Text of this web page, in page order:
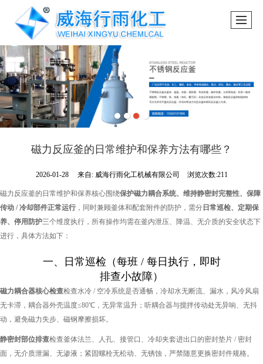
磁力反应釜的日常维护和保养方法有哪些？
2026-01-28 来自: 威海行雨化工机械有限公司 浏览次数:211
磁力反应釜的日常维护和保养核心围绕保护磁力耦合系统、维持静密封完整性、保障
传动 / 冷却部件正常运行 ，同时兼顾釜体和配套附件的防护，需分 日常巡检、定期保
养、停用防护三个维度执行，所有操作均需在釜内泄压、降温、无介质的安全状态下
进行，具体方法如下：
一、日常巡检（每班 / 每日执行，即时
排查小故障）
磁力耦合器核心检查检查水冷 / 空冷系统是否通畅，冷却水无断流、漏水，风冷风扇
无卡滞，耦合器外壳温度≤80℃，无异常温升；听耦合器与搅拌传动处无异响、无抖
动，避免磁力失步、磁钢摩擦损坏。
静密封部位排查检查釜体法兰、人孔、接管口、冷却夹套进出口的密封垫片 / 密封
面，无介质泄漏、无渗液；紧固螺栓无松动、无锈蚀，严禁随意更换密封件规格。